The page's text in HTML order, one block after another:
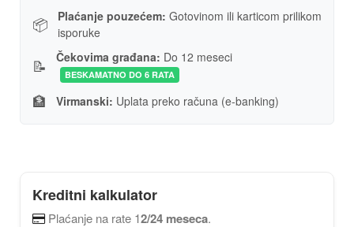
📦 Plaćanje pouzećem: Gotovinom ili karticom prilikom
isporuke
📝 Čekovima građana: Do 12 meseci
BESKAMATNO DO 6 RATA
🏦 Virmanski: Uplata preko računa (e-banking)
Kreditni kalkulator
Plaćanje na rate 12/24 meseca.